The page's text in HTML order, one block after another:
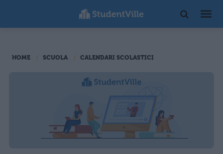
HOME SCUOLA CALENDARI SCOLASTICI